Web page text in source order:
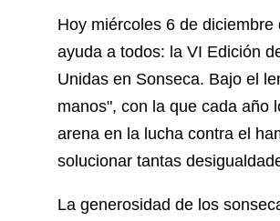
Hoy miércoles 6 de
ayuda a todos: la VI Edición
Unidas en Sonseca. Bajo el
manos", con la que cada año
arena en la lucha contra el
solucionar tantas
La generosidad de los